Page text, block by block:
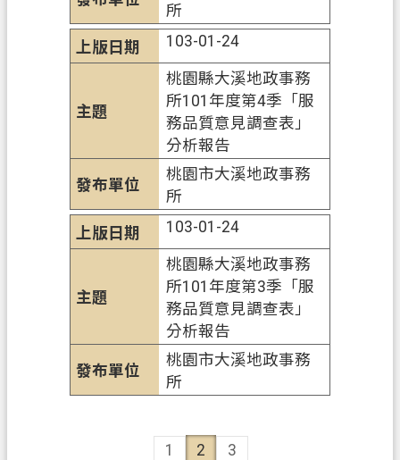
所
103-01-24
桃園縣大溪地政事務
所101年度第4季「服
務品質意見調查表」
分析報告
桃園市大溪地政事務
所
103-01-24
桃園縣大溪地政事務
所101年度第3季「服
務品質意見調查表」
分析報告
桃園市大溪地政事務
所
1 2 3